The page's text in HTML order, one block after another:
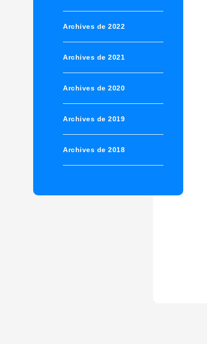
Archives de 2022
Archives de 2021
Archives de 2020
Archives de 2019
Archives de 2018